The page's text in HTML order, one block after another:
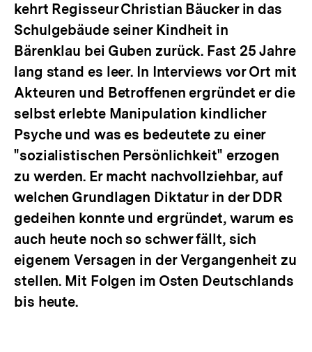
kehrt Regisseur Christian Bäucker in das
Schulgebäude seiner Kindheit in
Bärenklau bei Guben zurück. Fast 25 Jahre
lang stand es leer. In Interviews vor Ort mit
Akteuren und Betroffenen ergründet er die
selbst erlebte Manipulation kindlicher
Psyche und was es bedeutete zu einer
"sozialistischen Persönlichkeit" erzogen
zu werden. Er macht nachvollziehbar, auf
welchen Grundlagen Diktatur in der DDR
gedeihen konnte und ergründet, warum es
auch heute noch so schwer fällt, sich
eigenem Versagen in der Vergangenheit zu
stellen. Mit Folgen im Osten Deutschlands
bis heute.